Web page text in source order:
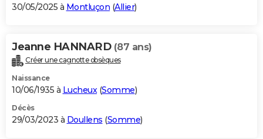
S'inscrire
Se connecter
Lycées
Collèges
Primaires
Universités
Entreprises
Service militaire
Avis de recherche
AVIS DE DÉCÈS
Bricolage
Lifestyle
Culture
Sport
Auto
Television
Voyage
Cinema
30/05/2025 à Montluçon (Allier)
Jeanne HANNARD (87 ans)
Créer une cagnotte obsèques
Naissance
10/06/1935 à Lucheux(Somme)
Décès
29/03/2023 à Doullens (Somme)